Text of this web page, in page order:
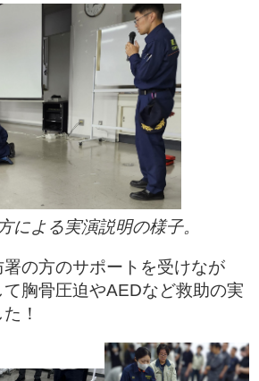
による実演説明の様子。
の方のサポートを受けなが
胸骨圧迫やAEDなど救助の実
！